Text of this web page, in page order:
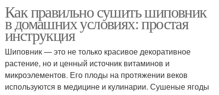
Как правильно сушить шиповник
в домашних условиях: простая
инструкция
Шиповник — это не только красивое декоративное
растение, но и ценный источник витаминов и
микроэлементов. Его плоды на протяжении веков
используются в медицине и кулинарии. Сушеные ягоды